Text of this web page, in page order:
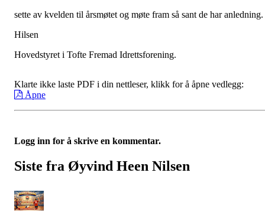
sette av kvelden til årsmøtet og møte fram så sant de har anledning.
Hilsen
Hovedstyret i Tofte Fremad Idrettsforening.
Klarte ikke laste PDF i din nettleser, klikk for å åpne vedlegg:
Åpne
Logg inn for å skrive en kommentar.
Siste fra Øyvind Heen Nilsen